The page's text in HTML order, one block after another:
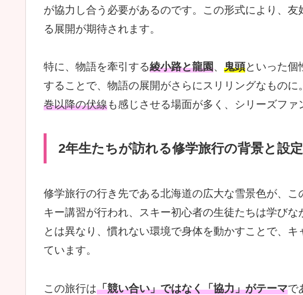
が協力し合う必要があるのです。この形式により、
る展開が期待されます。
特に、物語を牽引する綾小路と龍園、 鬼頭といった個
することで、物語の展開がさらにスリリングなものに
巻以降の伏線も感じさせる場面が多く、シリーズファ
2年生たちが訪れる修学旅行の背景と設定
修学旅行の行き先である北海道の広大な雪景色が、
キー講習が行われ、スキー初心者の生徒たちは学び
とは異なり、慣れない環境で身体を動かすことで、
ています。
この旅行は「競い合い」ではなく「協力」がテーマで